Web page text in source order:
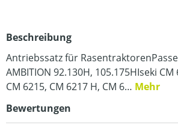
Beschreibung
Antriebssatz für
AMBITION 92.130H, 105.175HIseki CM
CM 6215, CM 6217 H, CM 6… Mehr
Bewertungen